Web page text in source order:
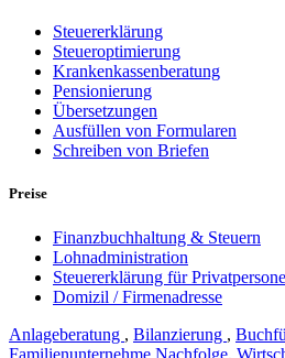
Steuererklärung
Steueroptimierung
Krankenkassenberatung
Pensionierung
Übersetzungen
Ausfüllen von Formularen
Schreiben von Briefen
Preise
Finanzbuchhaltung & Steuern
Lohnadministration
Steuererklärung für
Domizil / Firmenadresse
Anlageberatung , Bilanzierung ,
Familienunternehme Nachfolge,